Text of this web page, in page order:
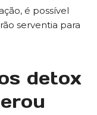
é possível
serventia para
detox